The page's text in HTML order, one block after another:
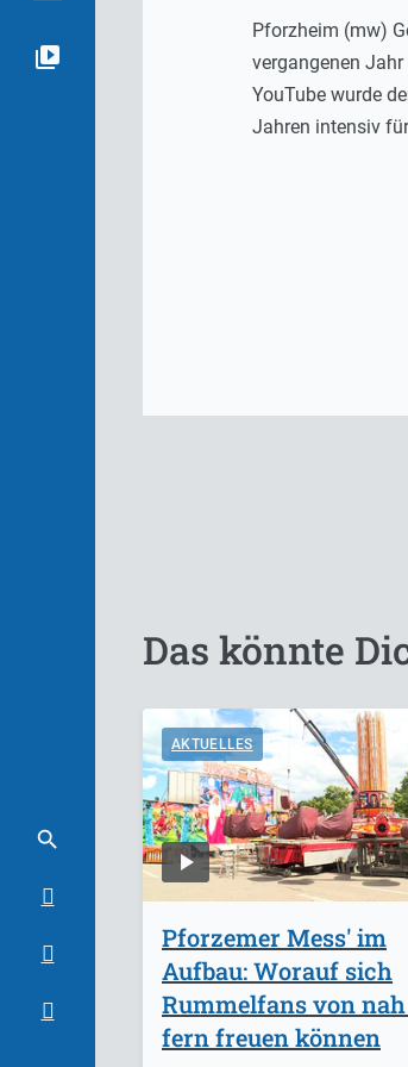
Pforzheim (mw)
vergangenen
YouTube wurde
Jahren intensiv
Das könnte
AKTUELLES
Pforzemer Mess' im
Aufbau: Worauf sich
Rummelfans von
fern freuen können